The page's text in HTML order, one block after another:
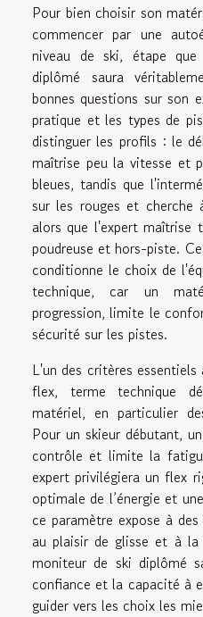
Pour bien choisir son
commencer par une
niveau de ski, étape
diplômé saura
bonnes questions sur son
pratique et les types de
distinguer les profils : le
maîtrise peu la vitesse et
bleues, tandis que
sur les rouges et cherche
alors que l'expert maîtrise
poudreuse et hors-piste.
conditionne le choix de
technique, car un
progression, limite le
sécurité sur les pistes.
L'un des critères
flex, terme technique
matériel, en particulier
Pour un skieur débutant,
contrôle et limite la
expert privilégiera un flex
optimale de l’énergie et
ce paramètre expose à
au plaisir de glisse et à la
moniteur de ski diplômé
confiance et la capacité à
guider vers les choix les